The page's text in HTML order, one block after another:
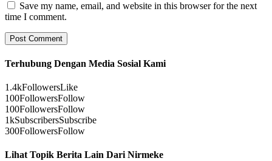
Save my name, email, and website in this browser for the next
time I comment.
Terhubung Dengan Media Sosial Kami
1.4kFollowersLike
100FollowersFollow
100FollowersFollow
1kSubscribersSubscribe
300FollowersFollow
Lihat Topik Berita Lain Dari Nirmeke